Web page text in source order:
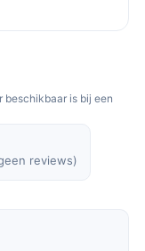
beschikbaar is bij een
reviews)